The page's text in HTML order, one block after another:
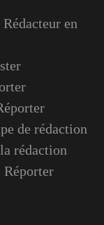
en
de rédaction
rédaction
Réporter